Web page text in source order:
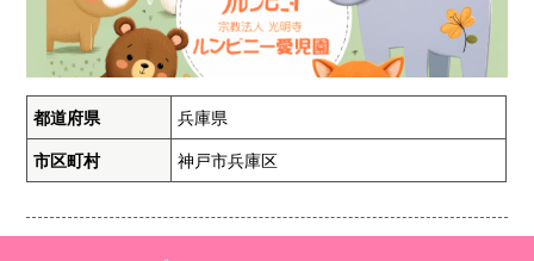
都道府県 兵庫県
市区町村 神戸市兵庫区